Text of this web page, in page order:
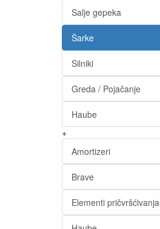
Salje gepeka
Šarke
Silniki
Greda / Pojačanje
Haube
+
Amortizeri
Brave
Elementi pričvršćivanja